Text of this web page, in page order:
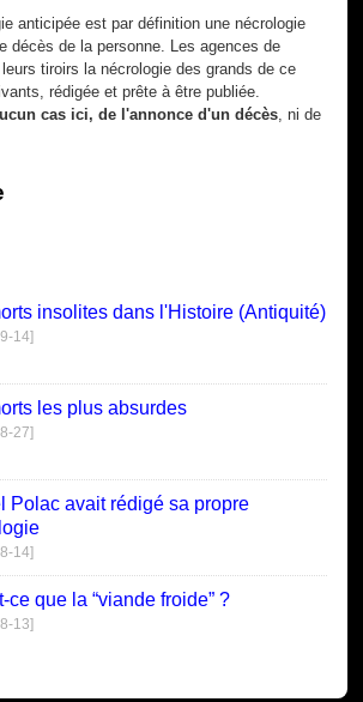
anticipée est par définition une nécrologie
décès de la personne. Les agences de
tiroirs la nécrologie des grands de ce
rédigée et prête à être publiée.
cas ici, de l'annonce d'un décès , ni de
insolites dans l'Histoire (Antiquité)
14]
les plus absurdes
27]
Polac avait rédigé sa propre
14]
ce que la “viande froide” ?
13]